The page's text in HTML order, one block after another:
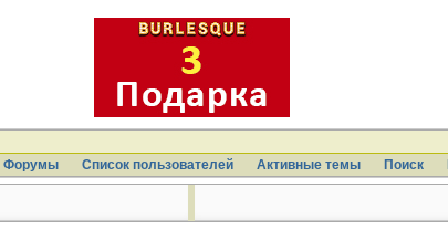
Форумы Список пользователей Активные темы Поиcк